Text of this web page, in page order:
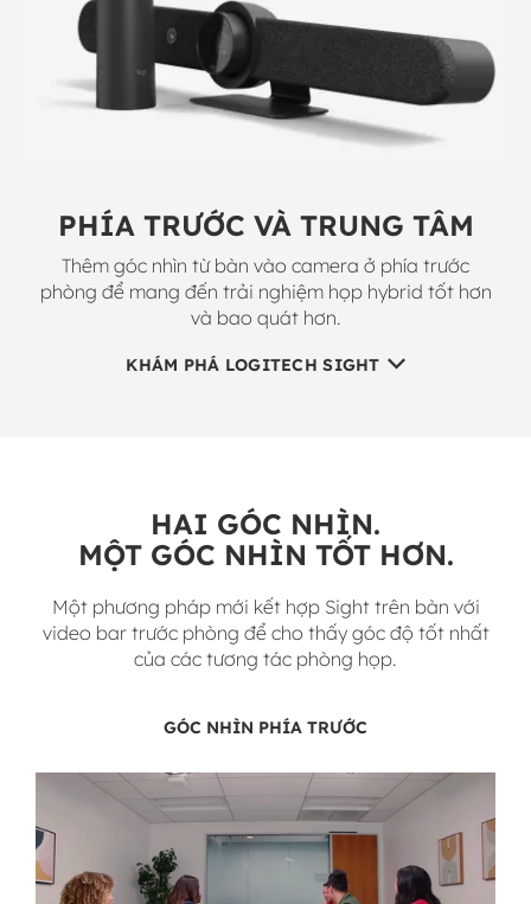
PHÍA TRƯỚC VÀ TRUNG TÂM
Thêm góc nhìn từ bàn vào camera ở phía trước
phòng để mang đến trải nghiệm họp hybrid tốt hơn
và bao quát hơn.
KHÁM PHÁ LOGITECH SIGHT
GÓC NHÌN PHÍA TRƯỚC
GÓC NHÌN TRUNG TÂM
GÓC NHÌN PHÍA TRƯỚC VÀ TRUNG TÂM
HAI GÓC NHÌN.
MỘT GÓC NHÌN TỐT HƠN.
Một phương pháp mới kết hợp Sight trên bàn với
video bar trước phòng để cho thấy góc độ tốt nhất
của các tương tác phòng họp.